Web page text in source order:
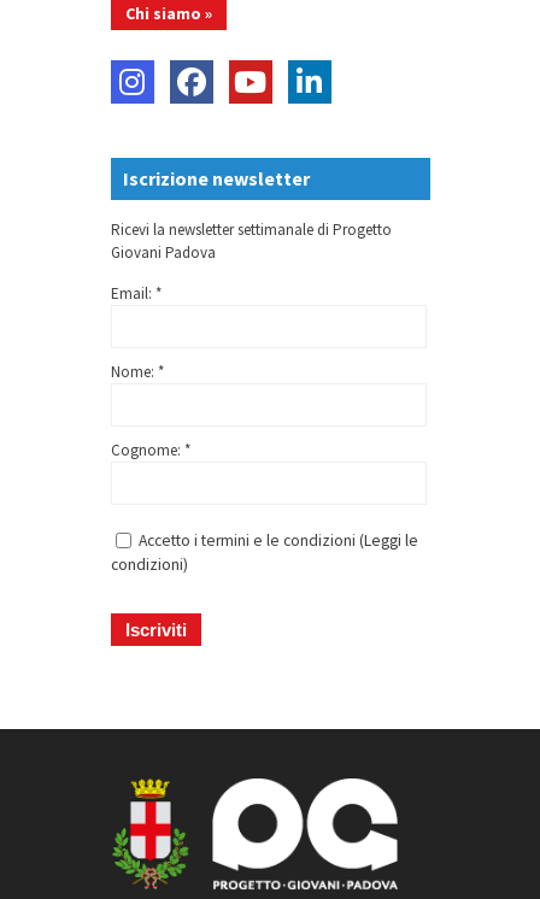
Chi siamo »
Iscrizione newsletter
Ricevi la newsletter settimanale di Progetto
Giovani Padova
Email: *
Nome: *
Cognome: *
Accetto i termini e le condizioni (Leggi le
condizioni)